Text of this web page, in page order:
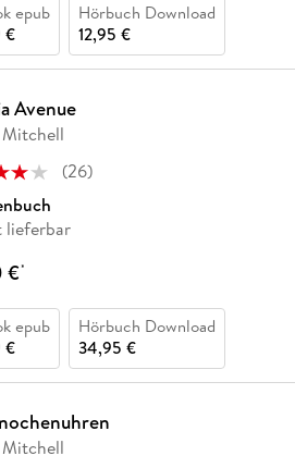
epub
€
Hörbuch Download
12,95 €
Avenue
(26)
lieferbar
€*
epub
€
Hörbuch Download
34,95 €